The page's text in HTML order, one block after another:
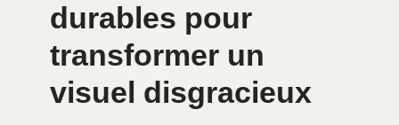
durables pour
transformer un
visuel disgracieux